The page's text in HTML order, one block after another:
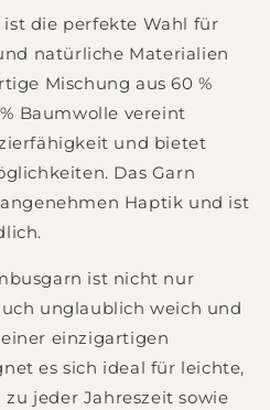
die perfekte Wahl für
natürliche Materialien
Mischung aus 60 %
Baumwolle vereint
und bietet
Das Garn
Haptik und ist
ist nicht nur
unglaublich weich und
einzigartigen
es sich ideal für leichte,
jeder Jahreszeit sowie